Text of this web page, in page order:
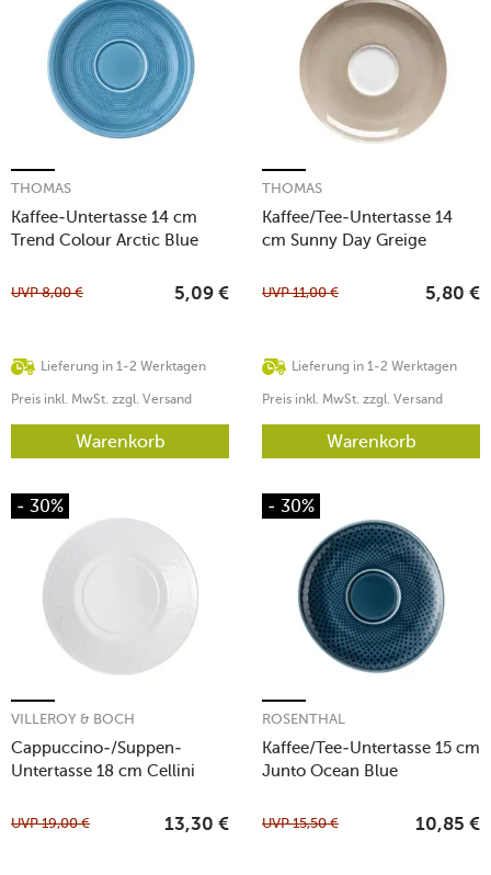
Kaffee-Untertasse 14 cm
Trend Colour Arctic Blue
THOMAS
Lieferung in 1-2 Werktagen
UVP8,00 € 5,09 €
Preis inkl. MwSt. zzgl. Versand
Warenkorb
Kaffee/Tee-Untertasse 14
cm Sunny Day Greige
THOMAS
Lieferung in 1-2 Werktagen
UVP11,00 € 5,80 €
Preis inkl. MwSt. zzgl. Versand
Warenkorb
- 30%
Cappuccino-/Suppen-
Untertasse 18 cm Cellini
VILLEROY & BOCH
UVP19,00 € 13,30 €
- 30%
Kaffee/Tee-Untertasse 15 cm
Junto Ocean Blue
ROSENTHAL
UVP15,50 € 10,85 €